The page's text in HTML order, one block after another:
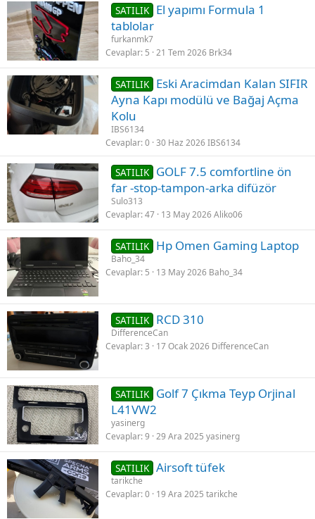
SATILIK El yapımı Formula 1
tablolar
furkanmk7
Cevaplar 5 21 Tem 2026 Brk34
SATILIK Eski Aracimdan Kalan SIFIR
Ayna Kapı modülü ve Bağaj Açma
Kolu
IBS6134
Cevaplar 0 30 Haz 2026IBS6134
SATILIK GOLF 7.5 comfortline ön
far -stop-tampon-arka difüzör
Sulo313
Cevaplar 47 13 May 2026Aliko06
SATILIK Hp Omen Gaming Laptop
Baho_34
Cevaplar 5 13 May 2026 Baho_34
SATILIK RCD 310
DifferenceCan
Cevaplar 3 17 Ocak 2026 DifferenceCan
SATILIK Golf 7 Çıkma Teyp Orjinal
L41VW2
yasinerg
Cevaplar 9 29 Ara 2025 yasinerg
SATILIK Airsoft tüfek
tarikche
Cevaplar 0 19 Ara 2025 tarikche